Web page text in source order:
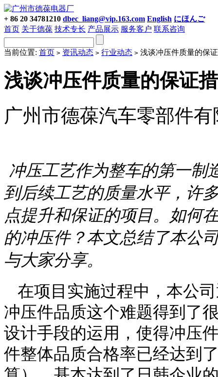
+ 86 20 34781210 dbec_liang@vip.163.com English にほんご
首页 关于德葆 技术专长 产品展示 服务客户 联系咨询
当前位置: 首页 > 资讯动态 > 行业动态 > 浅谈冲压件质量的保
浅谈冲压件质量的保证
广州市德葆汽车零部件
冲压工艺作为整车的第一制
到后续工艺的质量水平，许
点提升和保证的项目。如何
的冲压件？本文总结了本公
与大家分享。
在项目实施过程中，本公
冲压件品质这个难题得到了
设计手段的运用，使得冲压
件整体品质合格率已经达到